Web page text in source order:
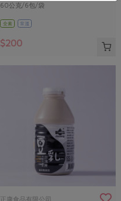
60公克/6包/袋
全素 常溫
$200
正康食品有限公司